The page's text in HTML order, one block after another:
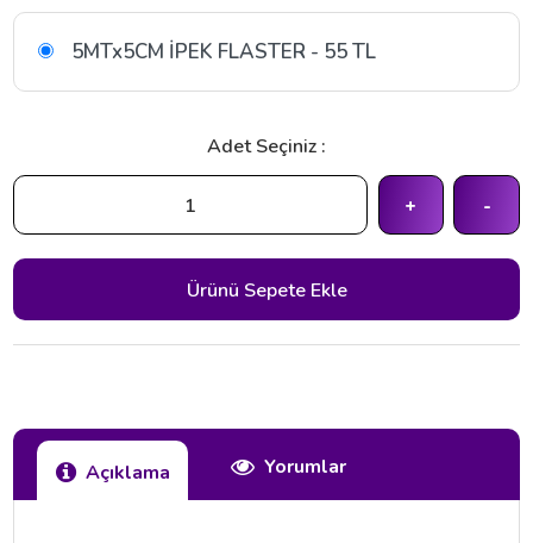
5MTx5CM İPEK FLASTER - 55 TL
Adet Seçiniz :
+ -
Açıklama Yorumlar